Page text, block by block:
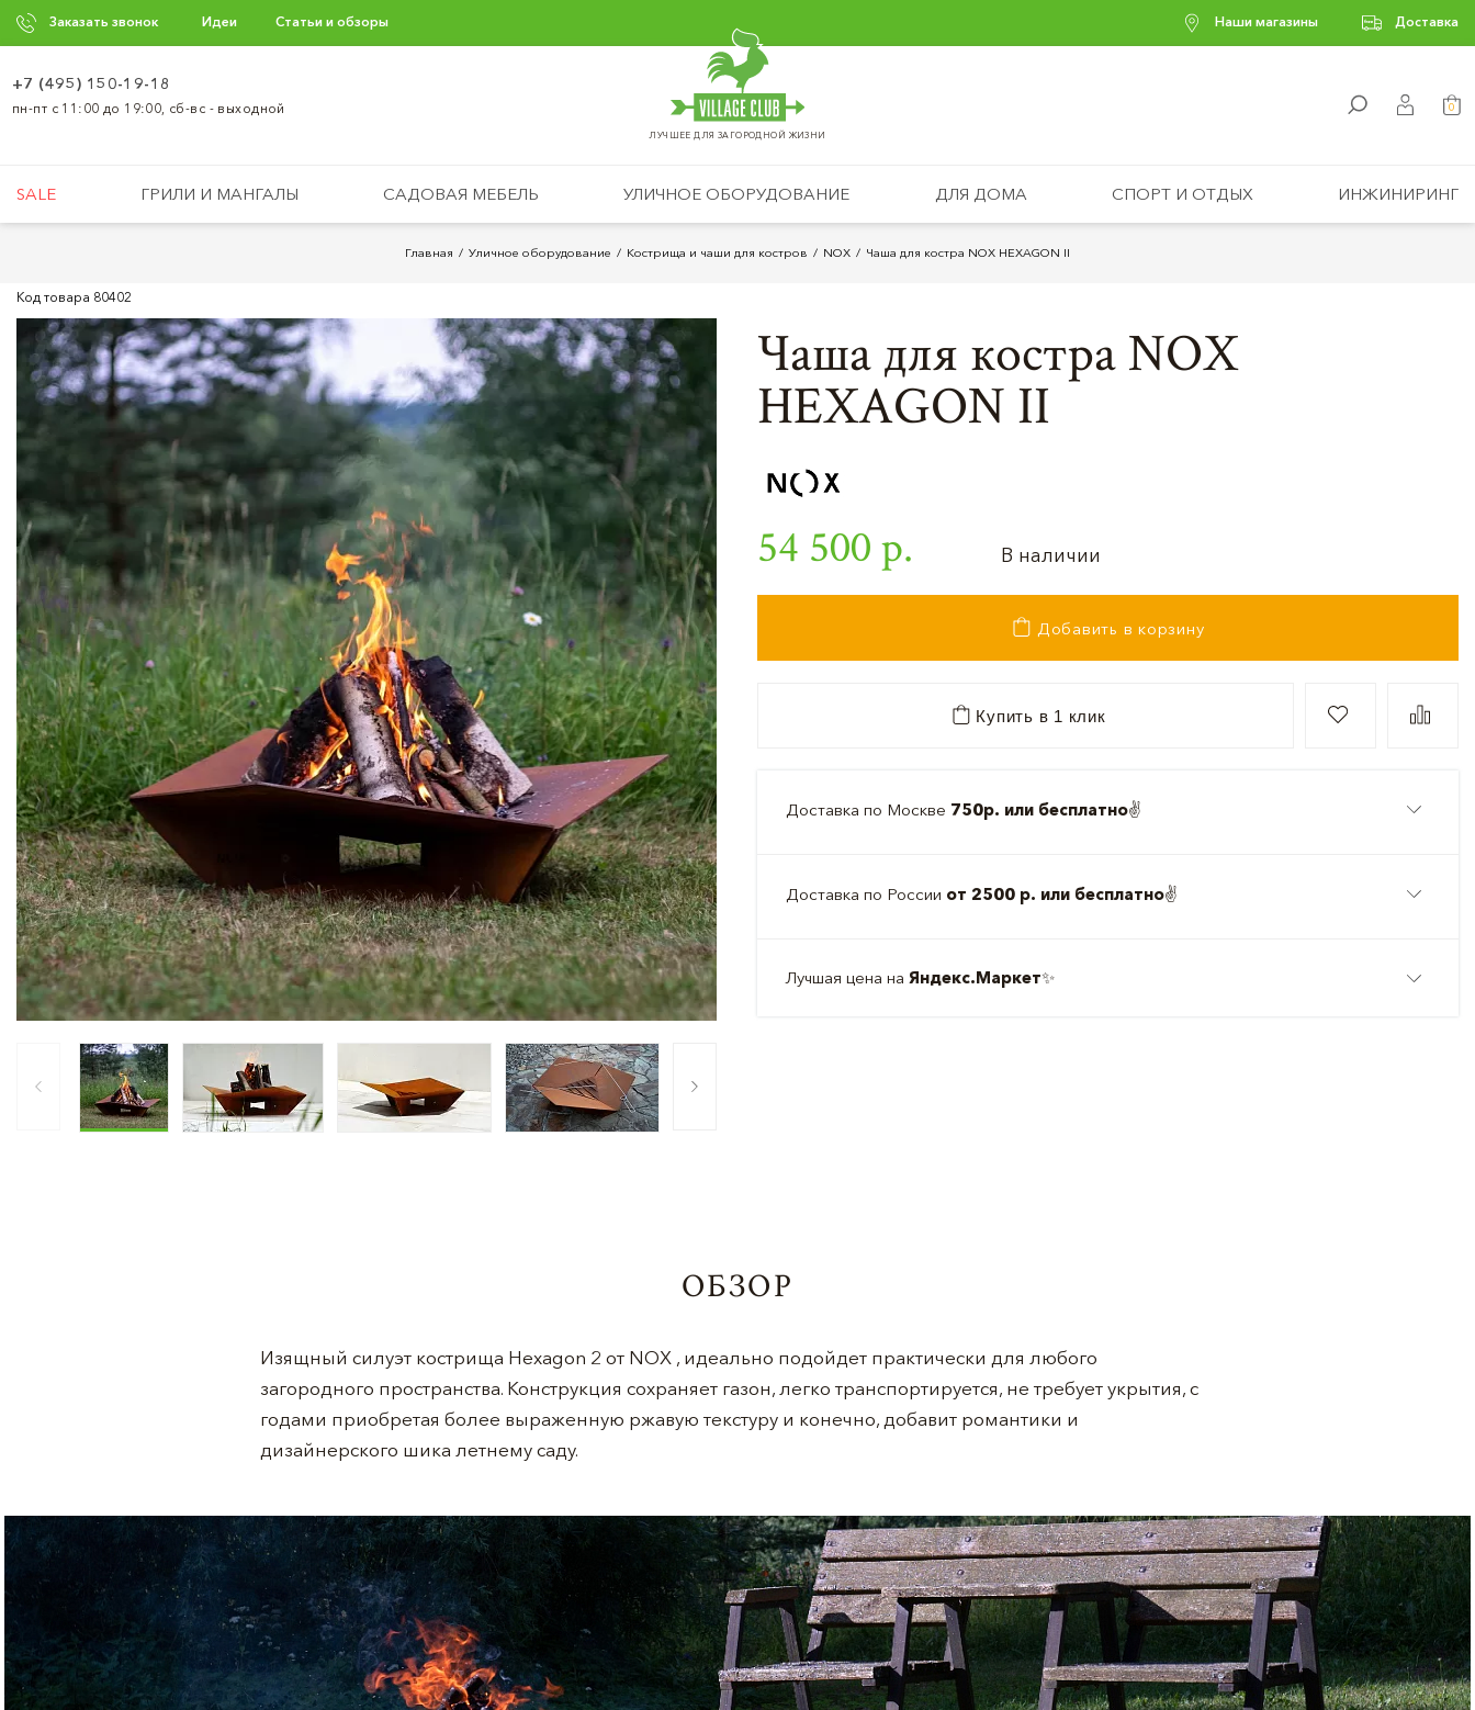
Заказать звонок Идеи Статьи и обзоры Наши магазины Доставка
ЛУЧШЕЕ ДЛЯ ЗАГОРОДНОЙ ЖИЗНИ
+7 (495) 150-19-18
пн-пт с 11:00 до 19:00, сб-вс - выходной 0
SALE ГРИЛИ И МАНГАЛЫ САДОВАЯ МЕБЕЛЬ УЛИЧНОЕ ОБОРУДОВАНИЕ ДЛЯ ДОМА СПОРТ И ОТДЫХ ИНЖИНИРИНГ
Главная Уличное оборудование Кострища и чаши для костров NOX Чаша для костра NOX HEXAGON II
Код товара 80402
Чаша для костра NOX
HEXAGON II
54 500 р. В наличии
Добавить в корзину
Купить в 1 клик
Доставка по Москве 750р. или бесплатно✌️
Доставка по России от 2500 р. или бесплатно✌️
Лучшая цена на Яндекс.Маркет✨
ОБЗОР
Изящный силуэт кострища Hexagon 2 от NOX , идеально подойдет практически для любого
загородного пространства. Конструкция сохраняет газон, легко транспортируется, не требует укрытия, с
годами приобретая более выраженную ржавую текстуру и конечно, добавит романтики и
дизайнерского шика летнему саду.